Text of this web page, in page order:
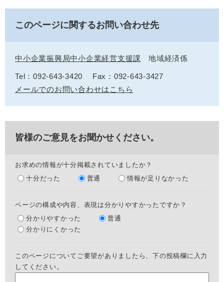
このページに関するお問い合わせ先
中小企業振興局中小企業経営支援課 地域経済係
Tel：092-643-3420
Fax：092-643-3427
メールでのお問い合わせはこちら
皆様のご意見をお聞かせください。
お求めの情報が十分掲載されていましたか？
十分だった
普通 情報が足りなかった
ページの構成や内容、表現は分かりやすかったですか？
分かりやすかった
普通
分かりにくかった
このページについてご要望がありましたら、下の投稿欄に入力
してください。